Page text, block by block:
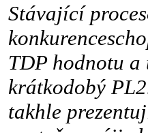
Stávající
TDP hodnotu
krátkodobý
takhle